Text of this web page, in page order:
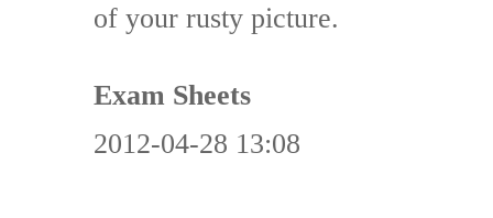
of your rusty picture.
Exam Sheets
2012-04-28 13:08